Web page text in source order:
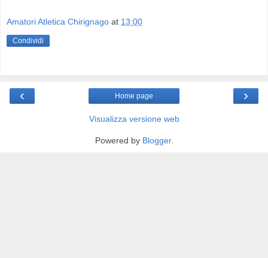
Amatori Atletica Chirignago at 13:00
Condividi
‹ ›
Home page
Visualizza versione web
Powered by Blogger.